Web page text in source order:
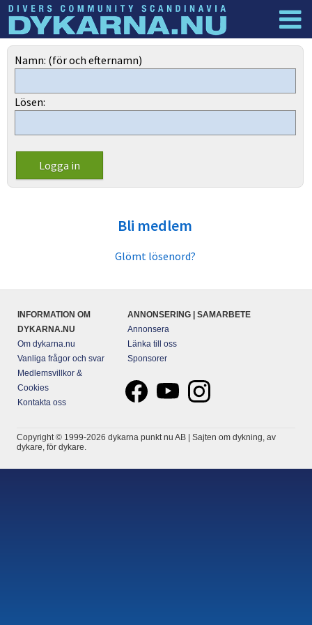
Dyknyheter
Namn: (för och efternamn)
Lösen:
Bli medlem
Glömt lösenord?
INFORMATION OM
DYKARNA.NU
Om dykarna.nu
Vanliga frågor och svar
Medlemsvillkor &
Cookies
Kontakta oss
ANNONSERING | SAMARBETE
Annonsera
Länka till oss
Sponsorer
Copyright © 1999-2026 dykarna punkt nu AB | Sajten om dykning, av
dykare, för dykare.